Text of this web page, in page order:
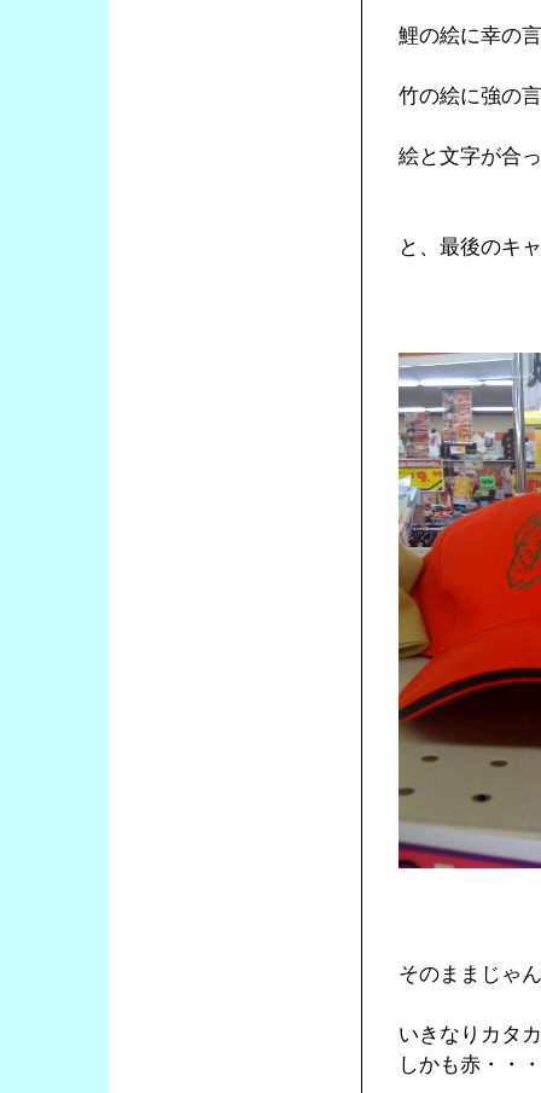
鯉の絵に幸の
竹の絵に強の
絵と文字が合
と、最後のキ
そのままじゃ
いきなりカタ
しかも赤・・・